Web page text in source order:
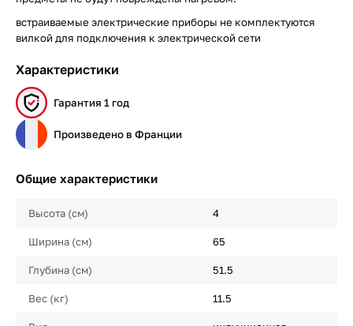
встраиваемые электрические приборы не комплектуются
вилкой для подключения к электрической сети
Характеристики
Гарантия 1 год
Произведено в Франции
Общие характеристики
Высота (см) 4
Ширина (см) 65
Глубина (см) 51.5
Вес (кг) 11.5